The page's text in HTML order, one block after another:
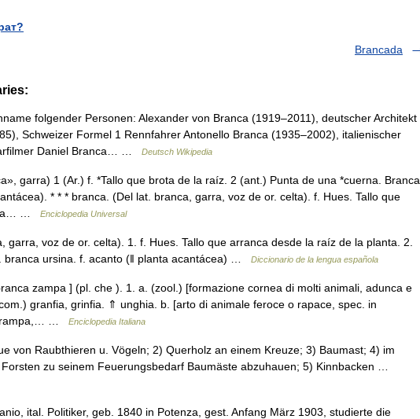
Brancada
folgender Personen: Alexander von Branca (1919–2011), deutscher Architekt
Schweizer Formel 1 Rennfahrer Antonello Branca (1935–2002), italienischer
Daniel Branca… …
Deutsch Wikipedia
garra) 1 (Ar.) f. *Tallo que brota de la raíz. 2 (ant.) Punta de una *cuerna. Branca
* * * branca. (Del lat. branca, garra, voz de or. celta). f. Hues. Tallo que
la… …
Enciclopedia Universal
voz de or. celta). 1. f. Hues. Tallo que arranca desde la raíz de la planta. 2.
branca ursina. f. acanto (ǁ planta acantácea) …
Diccionario de la lengua española
zampa ] (pl. che ). 1. a. (zool.) [formazione cornea di molti animali, adunca e
granfia, grinfia. ⇑ unghia. b. [arto di animale feroce o rapace, spec. in
rampa,… …
Enciclopedia Italiana
von Raubthieren u. Vögeln; 2) Querholz an einem Kreuze; 3) Baumast; 4) im
zu seinem Feuerungsbedarf Baumäste abzuhauen; 5) Kinnbacken …
ital. Politiker, geb. 1840 in Potenza, gest. Anfang März 1903, studierte die